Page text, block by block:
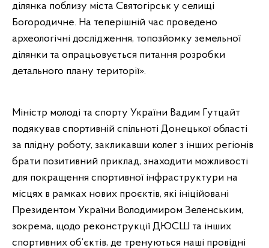
ділянка поблизу міста Святогірськ у селищі
Богородичне. На теперішній час проведено
археологічні дослідження, топозйомку земельної
ділянки та опрацьовується питання розробки
детального плану території».
Міністр молоді та спорту України Вадим Гутцайт
подякував спортивній спільноті Донецької області
за плідну роботу, закликавши колег з інших регіонів
брати позитивний приклад, знаходити можливості
для покращення спортивної інфраструктури на
місцях в рамках нових проєктів, які ініційовані
Президентом України Володимиром Зеленським,
зокрема, щодо реконструкції ДЮСШ та інших
спортивних об’єктів, де тренуються наші провідні